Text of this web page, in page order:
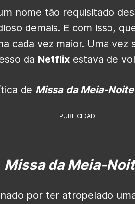
nome tão requisitado
demais. E com isso,
cada vez maior. Uma vez
da Netflix estava de
de Missa da Meia-Noite
PUBLICIDADE
Missa da Meia-
por ter atropelado